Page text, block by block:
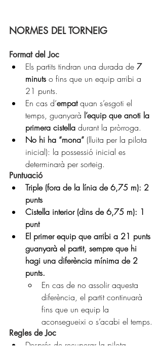
NORMES DEL TORNEIG
Format del Joc
Els partits tindran una durada de 7
minuts o fins que un equip arribi a
21 punts.
En cas d’empat quan s’esgoti el
temps, guanyarà l’equip que anoti la
primera cistella durant la pròrroga.
No hi ha “mona” (lluita per la pilota
inicial): la possessió inicial es
determinarà per sorteig.
Puntuació
Triple (fora de la línia de 6,75 m): 2
punts
Cistella interior (dins de 6,75 m): 1
punt
El primer equip que arribi a 21 punts
guanyarà el partit, sempre que hi
hagi una diferència mínima de 2
punts.
En cas de no assolir aquesta
diferència, el partit continuarà
fins que un equip la
aconsegueixi o s’acabi el temps.
Regles de Joc
Després de recuperar la pilota